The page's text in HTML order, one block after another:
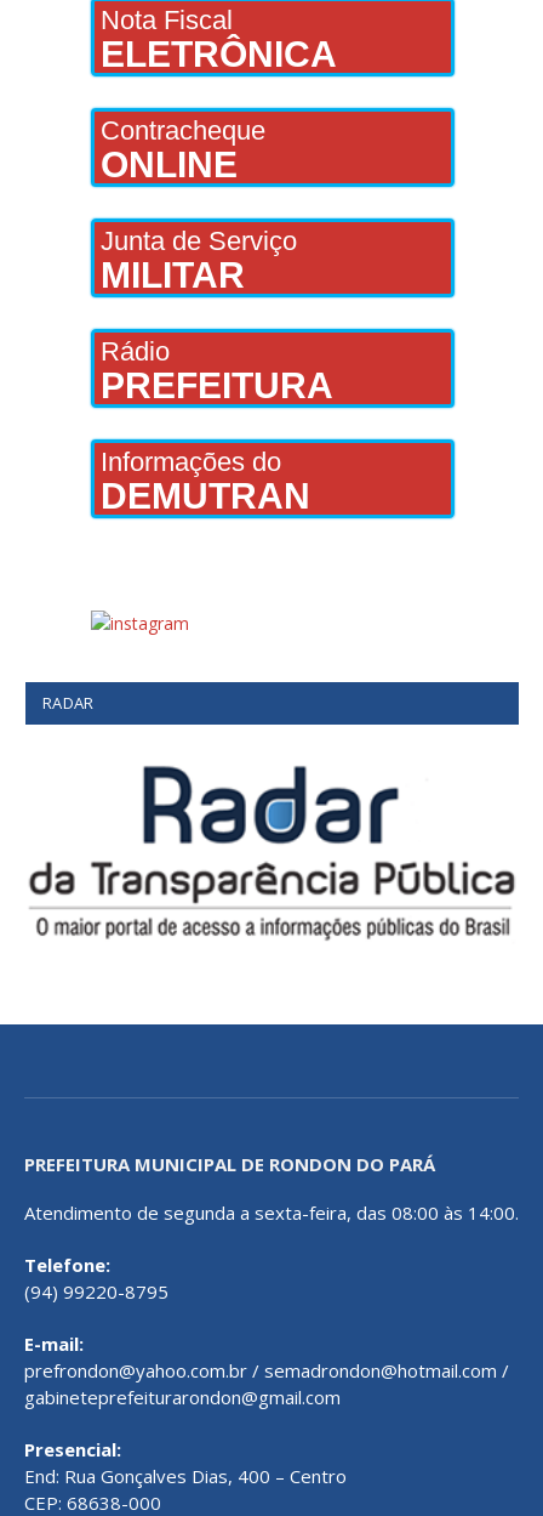
Nota Fiscal
ELETRÔNICA
Contracheque
ONLINE
Junta de Serviço
MILITAR
Rádio
PREFEITURA
Informações do
DEMUTRAN
RADAR
PREFEITURA MUNICIPAL DE RONDON DO PARÁ
Atendimento de segunda a sexta-feira, das 08:00 às 14:00.
Telefone:
(94) 99220-8795
E-mail:
prefrondon@yahoo.com.br / semadrondon@hotmail.com /
gabineteprefeiturarondon@gmail.com
Presencial:
End: Rua Gonçalves Dias, 400 – Centro
CEP: 68638-000